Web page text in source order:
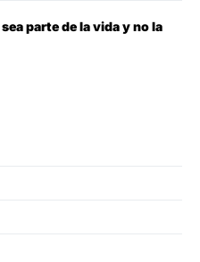
parte de la vida y no la